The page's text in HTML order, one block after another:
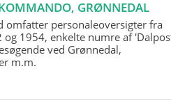
GRØNNEDAL
omfatter personaleoversigter fra
og 1954, enkelte numre af
ved Grønnedal,
m.m.